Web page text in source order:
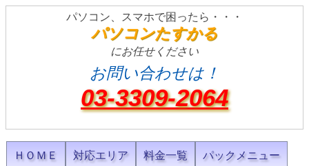
パソコン、スマホで困ったら・・・
パソコンたすかる
にお任せください
お問い合わせは！
03-3309-2064
ＨＯＭＥ 対応エリア 料金一覧 パックメニュー